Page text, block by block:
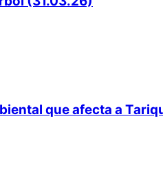
que afecta a